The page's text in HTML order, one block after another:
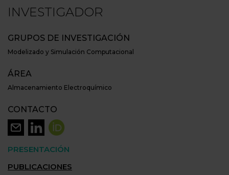
INVESTIGADOR
GRUPOS DE INVESTIGACIÓN
Modelizado y Simulación Computacional
ÁREA
Almacenamiento Electroquímico
CONTACTO
PRESENTACIÓN
PUBLICACIONES